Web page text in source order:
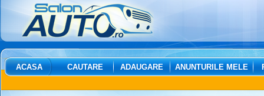
ACASA CAUTARE ADAUGARE ANUNTURILE MELE